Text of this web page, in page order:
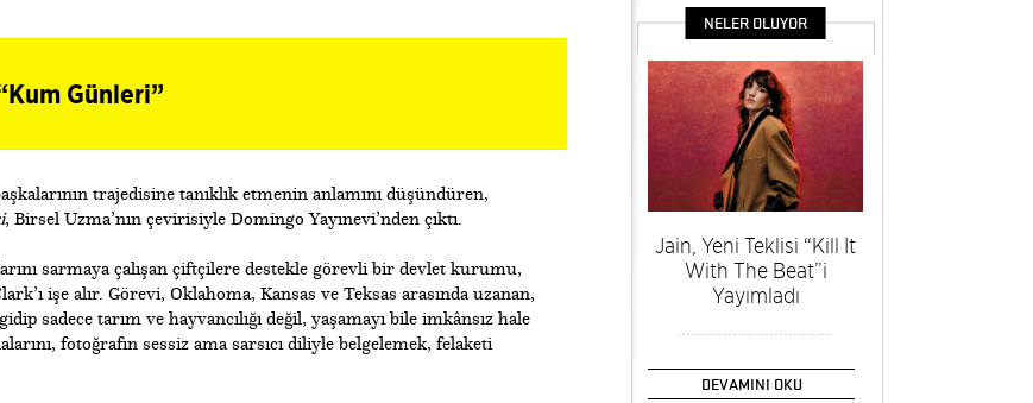
Günleri”
trajedisine tanıklık etmenin anlamını düşündüren,
, Birsel Uzma’nın çevirisiyle Domingo Yayınevi’nden çıktı.
sarmaya çalışan çiftçilere destekle görevli bir devlet kurumu,
işe alır. Görevi, Oklahoma, Kansas ve Teksas arasında uzanan,
sadece tarım ve hayvancılığı değil, yaşamayı bile imkânsız hale
fotoğrafın sessiz ama sarsıcı diliyle belgelemek, felaketi
NELER OLUYOR
Jain, Yeni Teklisi “Kill It
With The Beat”i
Yayımladı
DEVAMINI OKU